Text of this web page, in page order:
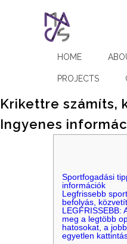
HOME
PROJECTS
Krikettre számíts,
Ingyenes
Sportfogadási
információk
Legfrissebb
befolyás,
LEGFRISSEBB:
meg a legtöbb
hatosokat, a
egyetlen